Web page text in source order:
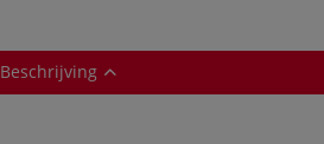
Beschrijving